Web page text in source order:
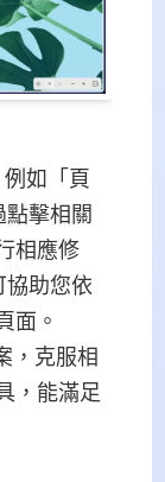
如「頁
擊相關
相應修
協助您依
面。
，克服相
，能滿足